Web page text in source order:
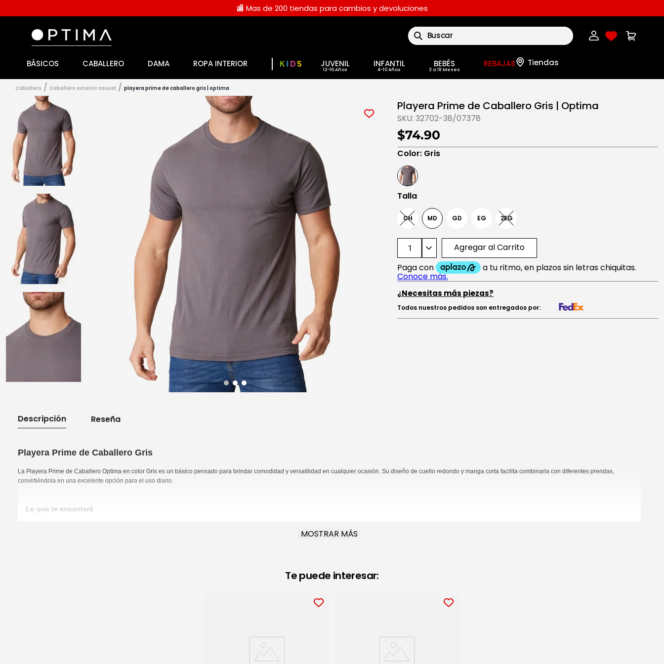
🏬 Mas de 200 tiendas para cambios y devoluciones
Buscar
BÁSICOS CABALLERO DAMA ROPA INTERIOR JUVENIL INFANTIL BEBÉS REBAJAS
caballero caballero exterior casual playera prime de caballero gris | optima
Playera Prime de Caballero Gris | Optima
SKU: 32702-38/07378
$74.90
Color: Gris
Talla
CH MD GD EG 2EG
Agregar al Carrito
¿Necesitas más piezas?
Todos nuestros pedidos son entregados por:
Descripción Reseña
Playera Prime de Caballero Gris
La Playera Prime de Caballero Optima en color Gris es un básico pensado para brindar comodidad y versatilidad en cualquier ocasión. Su diseño de cuello redondo y manga corta facilita combinarla con diferentes prendas,
convirtiéndola en una excelente opción para el uso diario.
Lo que te encantará
Perfecta para el uso diario, actividades casuales, fines de semana o como parte de un guardarropa de básicos cómodos y funcionales durante todo el año.
MOSTRAR MÁS
Te puede interesar:
licencia
playeras caballero
playeras dama
.
sudaderas
pantalones
7.
playera polo
playera manga larga